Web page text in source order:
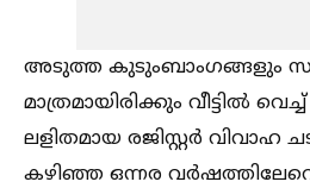
അടുത്ത കുടുംബാംഗങ്ങളും
മാത്രമായിരിക്കും വീട്ടില്‍
ലളിതമായ രജിസ്റ്റർ വിവാഹ
കഴിഞ്ഞ ഒന്നര